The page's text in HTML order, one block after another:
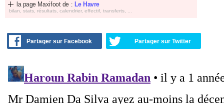
la page Maxifoot de : Le Havre
bilan, stats, résultats, calendrier, effectif, transferts, ...
Partager sur Facebook Partager sur Twitter